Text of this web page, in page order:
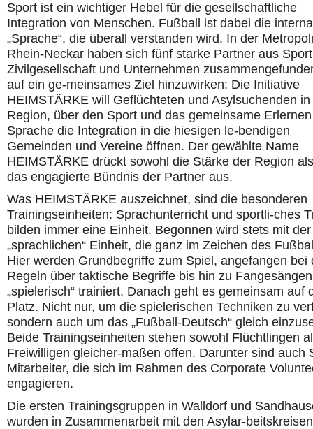
Sport ist ein wichtiger Hebel für die gesellschaftliche
Integration von Menschen. Fußball ist dabei die
„Sprache“, die überall verstanden wird. In der
Rhein-Neckar haben sich fünf starke Partner aus
Zivilgesellschaft und Unternehmen
auf ein ge-meinsames Ziel hinzuwirken: Die Initiative
HEIMSTÄRKE will Geflüchteten und Asylsuchenden in
Region, über den Sport und das gemeinsame
Sprache die Integration in die hiesigen le-bendigen
Gemeinden und Vereine öffnen. Der gewählte Name
HEIMSTÄRKE drückt sowohl die Stärke der Region
das engagierte Bündnis der Partner aus.
Was HEIMSTÄRKE auszeichnet, sind die besonderen
Trainingseinheiten: Sprachunterricht und sportli-ches
bilden immer eine Einheit. Begonnen wird stets mit der
„sprachlichen“ Einheit, die ganz im Zeichen des
Hier werden Grundbegriffe zum Spiel, angefangen bei
Regeln über taktische Begriffe bis hin zu
„spielerisch“ trainiert. Danach geht es gemeinsam auf
Platz. Nicht nur, um die spielerischen Techniken zu
sondern auch um das „Fußball-Deutsch“ gleich
Beide Trainingseinheiten stehen sowohl Flüchtlingen
Freiwilligen gleicher-maßen offen. Darunter sind auch
Mitarbeiter, die sich im Rahmen des Corporate
engagieren.
Die ersten Trainingsgruppen in Walldorf und
wurden in Zusammenarbeit mit den Asylar-